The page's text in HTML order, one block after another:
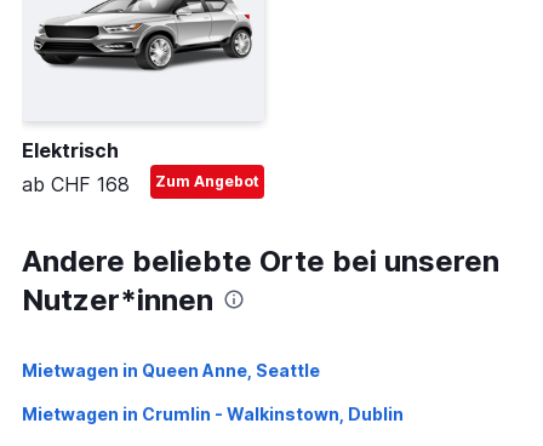
Elektrisch
ab CHF 168
Zum Angebot
Andere beliebte Orte bei unseren
Nutzer*innen
Mietwagen in Queen Anne, Seattle
Mietwagen in Crumlin - Walkinstown, Dublin